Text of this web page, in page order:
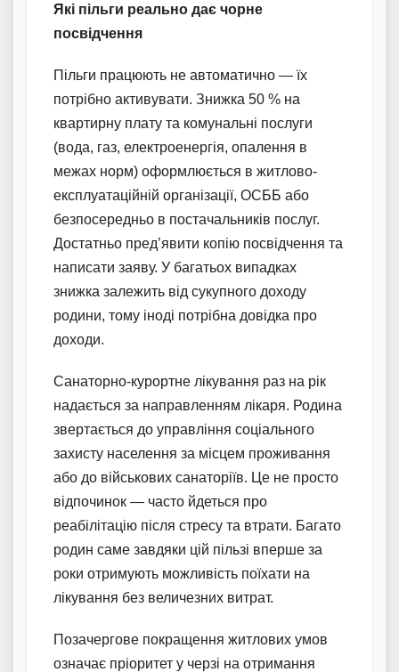
Які пільги реально дає чорне
посвідчення
Пільги працюють не автоматично — їх
потрібно активувати. Знижка 50 % на
квартирну плату та комунальні послуги
(вода, газ, електроенергія, опалення в
межах норм) оформлюється в житлово-
експлуатаційній організації, ОСББ або
безпосередньо в постачальників послуг.
Достатньо пред’явити копію посвідчення та
написати заяву. У багатьох випадках
знижка залежить від сукупного доходу
родини, тому іноді потрібна довідка про
доходи.
Санаторно-курортне лікування раз на рік
надається за направленням лікаря. Родина
звертається до управління соціального
захисту населення за місцем проживання
або до військових санаторіїв. Це не просто
відпочинок — часто йдеться про
реабілітацію після стресу та втрати. Багато
родин саме завдяки цій пільзі вперше за
роки отримують можливість поїхати на
лікування без величезних витрат.
Позачергове покращення житлових умов
означає пріоритет у черзі на отримання